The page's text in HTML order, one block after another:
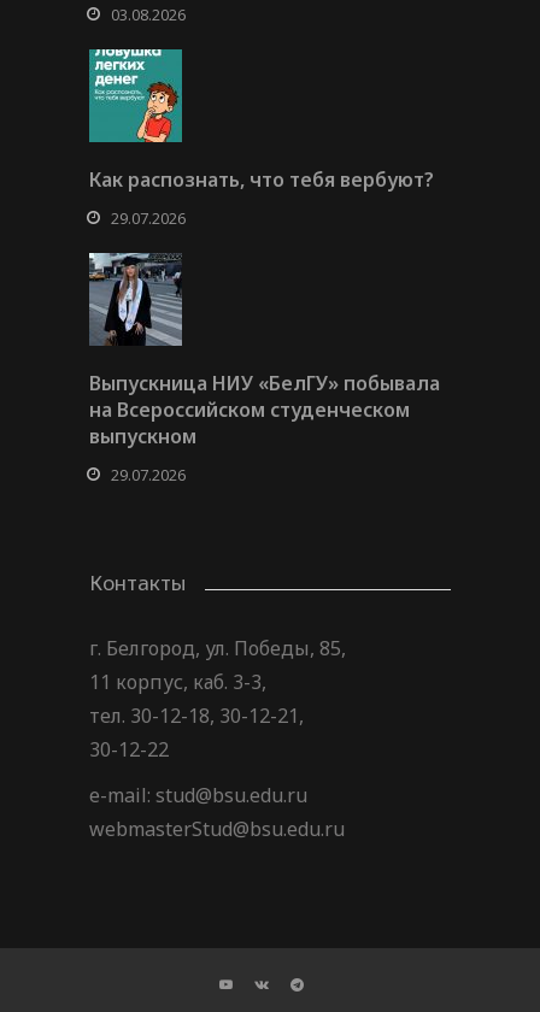
03.08.2026
Как распознать, что тебя вербуют?
29.07.2026
Выпускница НИУ «БелГУ» побывала
на Всероссийском студенческом
выпускном
29.07.2026
Контакты
г. Белгород, ул. Победы, 85,
11 корпус, каб. 3-3,
тел. 30-12-18, 30-12-21,
30-12-22
e-mail: stud@bsu.edu.ru
webmasterStud@bsu.edu.ru